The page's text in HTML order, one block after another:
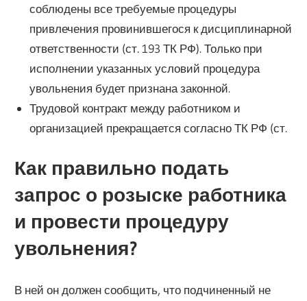
соблюдены все требуемые процедуры
привлечения провинившегося к дисциплинарной
ответственности (ст. 193 ТК РФ). Только при
исполнении указанных условий процедура
увольнения будет признана законной.
Трудовой контракт между работником и
организацией прекращается согласно ТК РФ (ст.
Как правильно подать
запрос о розыске работника
и провести процедуру
увольнения?
В ней он должен сообщить, что подчиненный не